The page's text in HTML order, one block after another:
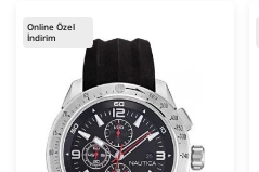
Online Özel
İndirim